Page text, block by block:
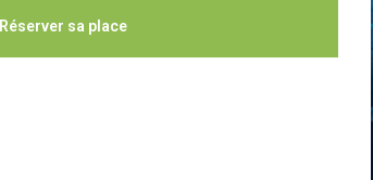
Réserver sa place